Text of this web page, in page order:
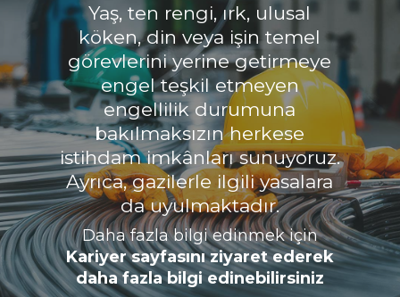
Yaş, ten rengi, ırk, ulusal
köken, din veya işin temel
görevlerini yerine getirmeye
engel teşkil etmeyen
engellilik durumuna
bakılmaksızın herkese
istihdam imkânları sunuyoruz.
Ayrıca, gazilerle ilgili yasalara
da uyulmaktadır.
Daha fazla bilgi edinmek için
Kariyer sayfasını ziyaret ederek
daha fazla bilgi edinebilirsiniz